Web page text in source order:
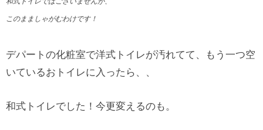
このまましゃがむわけです！
デパートの化粧室で洋式トイレが汚れてて、もう一つ空
いているおトイレに入ったら、、
和式トイレでした！今更変えるのも。